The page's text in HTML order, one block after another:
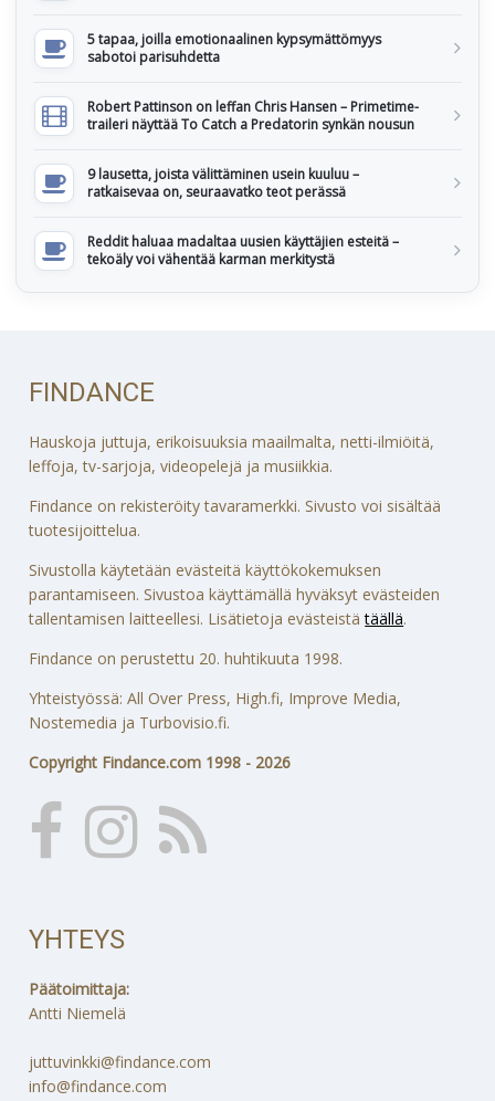
5 tapaa, joilla emotionaalinen kypsymättömyys
sabotoi parisuhdetta
Robert Pattinson on leffan Chris Hansen – Primetime-
traileri näyttää To Catch a Predatorin synkän nousun
9 lausetta, joista välittäminen usein kuuluu –
ratkaisevaa on, seuraavatko teot perässä
Reddit haluaa madaltaa uusien käyttäjien esteitä –
tekoäly voi vähentää karman merkitystä
FINDANCE
Hauskoja juttuja, erikoisuuksia maailmalta, netti-ilmiöitä,
leffoja, tv-sarjoja, videopelejä ja musiikkia.
Findance on rekisteröity tavaramerkki. Sivusto voi sisältää
tuotesijoittelua.
Sivustolla käytetään evästeitä käyttökokemuksen
parantamiseen. Sivustoa käyttämällä hyväksyt evästeiden
tallentamisen laitteellesi. Lisätietoja evästeistätäällä.
Findance on perustettu 20. huhtikuuta 1998.
Yhteistyössä: All Over Press, High.fi, Improve Media,
Nostemedia ja Turbovisio.fi.
Copyright Findance.com 1998 - 2026
YHTEYS
Päätoimittaja:
Antti Niemelä
juttuvinkki@findance.com
info@findance.com